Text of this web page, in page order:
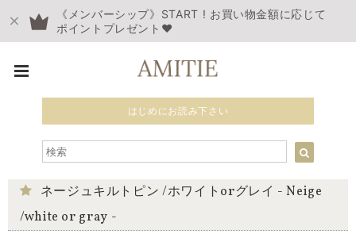
《メンバーシップ》START ! お買い物金額に応じて
ポイントプレゼント❤︎
はじめにお読み下さい
ネージュキルトピン /ホワイトorグレイ - Neige
/white or gray -